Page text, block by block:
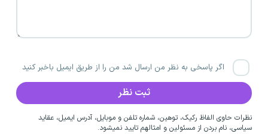
اگر پاسخی به نظر من ارسال شد من را از طریق ایمیل باخبر کنید
نظرات حاوی الفاظ رکیک، توهین، شماره تلفن و موبایل، آدرس ایمیل، عقاید
سیاسی، نام بردن از مسئولین و امثالهم تایید نمیشود.